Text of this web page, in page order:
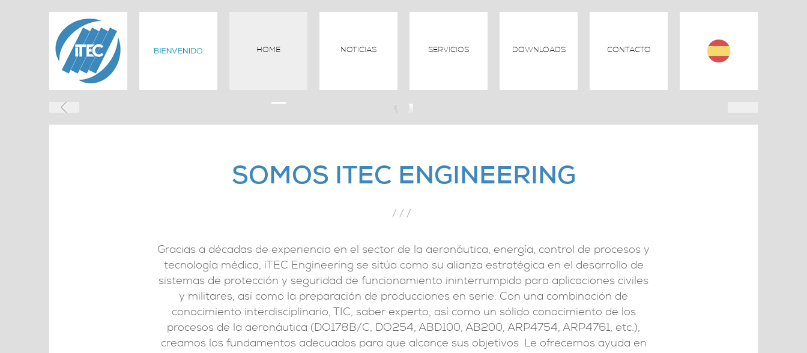
HOME NOTICIAS SERVICIOS DOWNLOADS CONTACTO
SOMOS ITEC ENGINEERING
///
Gracias a décadas de experiencia en el sector de la aeronáutica, energía, control de procesos y
tecnología médica, iTEC Engineering se sitúa como su alianza estratégica en el desarrollo de
sistemas de protección y seguridad de funcionamiento ininterrumpido para aplicaciones civiles
y militares, así como la preparación de producciones en serie. Con una combinación de
conocimiento interdisciplinario, TIC, saber experto, así como un sólido conocimiento de los
procesos de la aeronáutica (DO178B/C, DO254, ABD100, AB200, ARP4754, ARP4761, etc.),
creamos los fundamentos adecuados para que alcance sus objetivos. Le ofrecemos ayuda en